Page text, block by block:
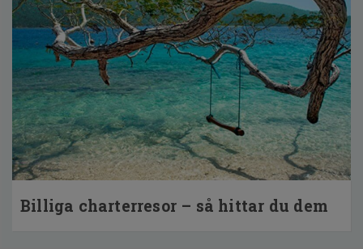
Billiga charterresor – så hittar du dem